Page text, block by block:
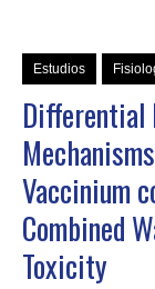
Estudios
Differential
Vaccinium
Combined
Toxicity